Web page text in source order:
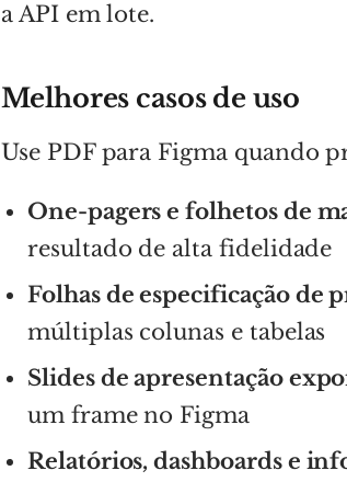
a API em lote.
Melhores casos de uso
Use PDF para Figma quando
One-pagers e folhetos de
resultado de alta fidelidade
Folhas de especificação de
múltiplas colunas e tabelas
Slides de apresentação
um frame no Figma
Relatórios, dashboards e